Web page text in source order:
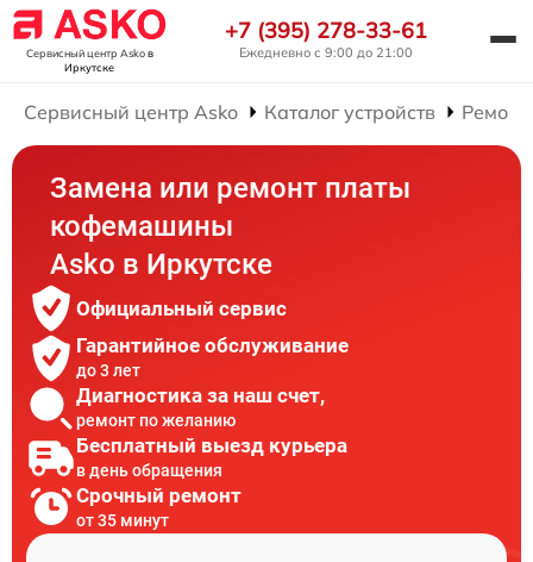
Сервисный центр Askoв
Иркутске
+7 (395) 278-33-61
Ежедневно с 9:00 до 21:00
Сервисный центр Asko Каталог устройств
Замена или ремонт платы
кофемашины
Asko в Иркутске
Официальный сервис
Гарантийное обслуживание
до 3 лет
Диагностика за наш счет,
ремонт по желанию
Бесплатный выезд курьера
в день обращения
Срочный ремонт
от 35 минут